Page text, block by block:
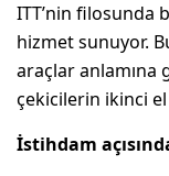
ITT’nin filosunda
hizmet sunuyor.
araçlar anlamına
çekicilerin ikinci
İstihdam